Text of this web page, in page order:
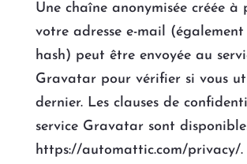
Une chaîne anonymisée créée
votre adresse e-mail
hash) peut être envoyée au
Gravatar pour vérifier si vous
dernier. Les clauses de
service Gravatar sont
https://automattic.com/privacy/.